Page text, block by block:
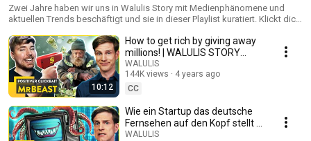
Zwei Jahre haben wir uns in Walulis Story mit Medienphänomene und
aktuellen Trends beschäftigt und sie in dieser Playlist kuratiert. Klickt dich
10:12
How to get rich by giving away
millions! | WALULIS STORY
SWR3
WALULIS
144K views
4 years ago
CC
Wie ein Startup das deutsche
Fernsehen auf den Kopf stellt |
WALULIS STORY SWR3
WALULIS